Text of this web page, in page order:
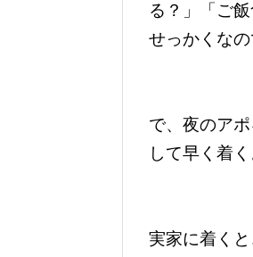
る？」「ご
せっかくな
で、夜のア
して早く着
実家に着く